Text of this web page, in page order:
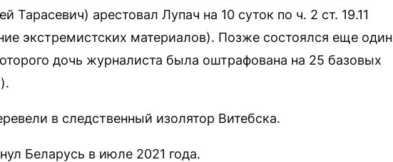
Тарасевич) арестовал Лупач на 10 суток по ч. 2 ст. 19.11
экстремистских материалов). Позже состоялся еще один
дочь журналиста была оштрафована на 25 базовых
в следственный изолятор Витебска.
Беларусь в июле 2021 года.